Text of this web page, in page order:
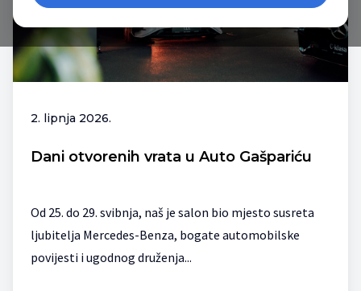
2. lipnja 2026.
Dani otvorenih vrata u Auto Gašpariću
Od 25. do 29. svibnja, naš je salon bio mjesto susreta
ljubitelja Mercedes-Benza, bogate automobilske
povijesti i ugodnog druženja...